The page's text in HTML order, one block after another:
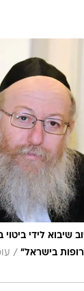
שיבוא לידי
בישראל" /